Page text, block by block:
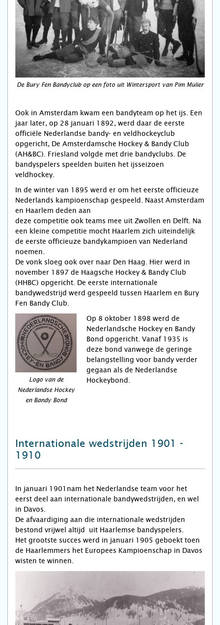
De Bury Fen Bandyclub op een foto uit Wintersport van Pim Mulier
Ook in Amsterdam kwam een bandyteam op het ijs. Een
jaar later, op 28 januari 1892, werd daar de eerste
officiële Nederlandse bandy- en veldhockeyclub
opgericht, De Amsterdamsche Hockey & Bandy Club
(AH&BC). Friesland volgde met drie bandyclubs. De
bandyspelers speelden buiten het ijsseizoen
veldhockey.
In de winter van 1895 werd er om het eerste officieuze
Nederlands kampioenschap gespeeld. Naast Amsterdam
en Haarlem deden aan
deze competitie ook teams mee uit Zwollen en Delft. Na
een kleine competitie mocht Haarlem zich uiteindelijk
de eerste officieuze bandykampioen van Nederland
noemen.
De vonk sloeg ook over naar Den Haag. Hier werd in
november 1897 de Haagsche Hockey & Bandy Club
(HHBC) opgericht. De eerste internationale
bandywedstrijd werd gespeeld tussen Haarlem en Bury
Fen Bandy Club.
Logo van de
Nederlandse Hockey
en Bandy Bond
Op 8 oktober 1898 werd de
Nederlandsche Hockey en Bandy
Bond opgericht. Vanaf 1935 is
deze bond vanwege de geringe
belangstelling voor bandy verder
gegaan als de Nederlandse
Hockeybond.
Internationale wedstrijden 1901 -
1910
In januari 1901nam het Nederlandse team voor het
eerst deel aan internationale bandywedstrijden, en wel
in Davos.
De afvaardiging aan die internationale wedstrijden
bestond vrijwel altijd uit Haarlemse bandyspelers.
Het grootste succes werd in januari 1905 geboekt toen
de Haarlemmers het Europees Kampioenschap in Davos
wisten te winnen.